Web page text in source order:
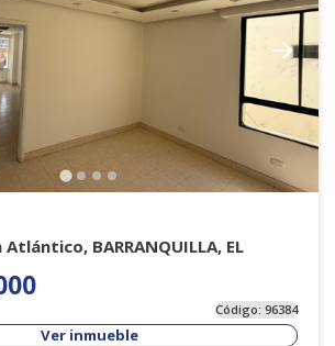
BARRANQUILLA, EL
Código:96384
Ver inmueble